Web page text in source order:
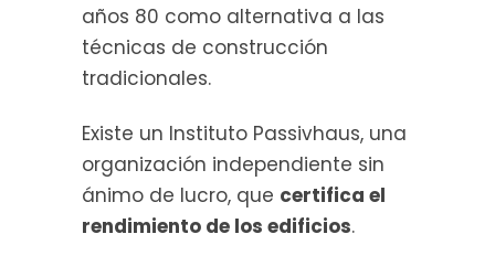
años 80 como alternativa a las
técnicas de construcción
tradicionales.
Existe un Instituto Passivhaus, una
organización independiente sin
ánimo de lucro, que certifica el
rendimiento de los edificios.